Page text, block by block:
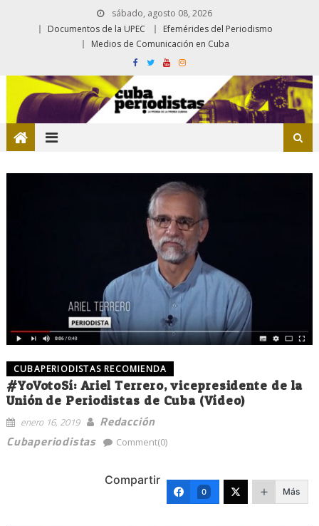
sábado, agosto 08, 2026
Documentos de la UPEC
Efemérides del Periodismo
Medios de Comunicación en Cuba
CUBAPERIODISTAS RECOMIENDA
#YoVotoSí: Ariel Terrero, vicepresidente de la
Unión de Periodistas de Cuba (Vídeo)
enero 16, 2019
Redacción
Cubaperiodistas
Comment(0)
Compartir
0 Más